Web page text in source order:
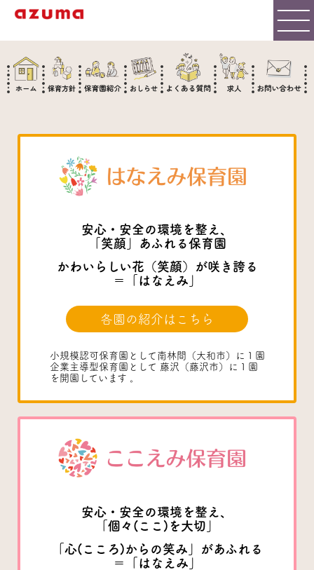
安心・安全の環境を整え、
「笑顔」あふれる保育園
かわいらしい花（笑顔）が咲き誇る
＝「はなえみ」
各園の紹介はこちら
小規模認可保育園として南林間（大和市）に１園
企業主導型保育園として 藤沢（藤沢市）に１園
を開園しています 。
安心・安全の環境を整え、
「個々(ここ)を大切」
「心(こころ)からの笑み」があふれる
＝「はなえみ」